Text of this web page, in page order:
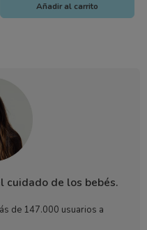
Añadir al carrito
cuidado de los bebés.
de 147.000 usuarios a